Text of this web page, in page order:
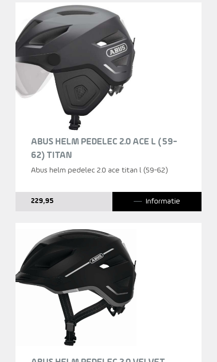
ABUS HELM PEDELEC 2.0 ACE L (59-
62) TITAN
Abus helm pedelec 2.0 ace titan l (59-62)
229,95 Informatie